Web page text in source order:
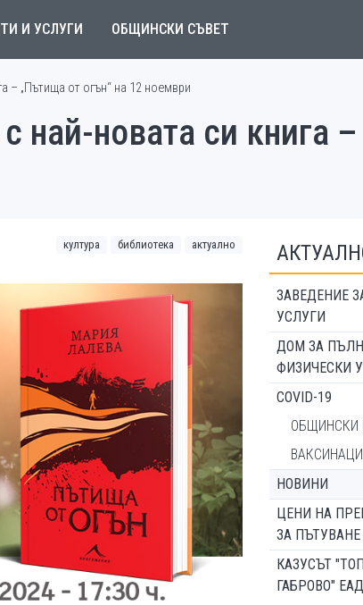
И УСЛУГИ ОБЩИНСКИ СЪВЕТ
– „Пътища от огън“ на 12 ноември
най-новата си книга –
култура библиотека актуално
ЗАВЕДЕНИЕ
УСЛУГИ
ДОМ ЗА
ФИЗИЧЕСКИ
COVID-19
ОБЩИНСКИ
НОВИНИ
ЦЕНИ НА
ЗА ПЪТУВАНЕ
КАЗУСЪТ
ГАБРОВО" ЕАД